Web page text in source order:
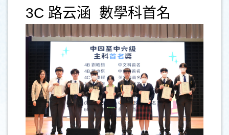
3C 路云涵 數學科首名